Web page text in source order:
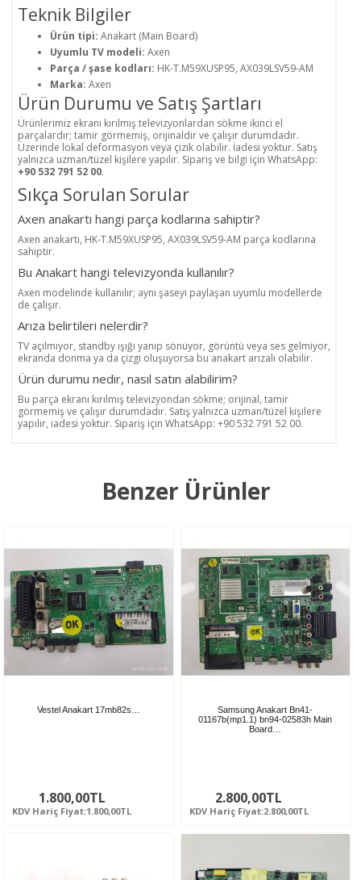
Teknik Bilgiler
Ürün tipi: Anakart (Main Board)
Uyumlu TV modeli: Axen
Parça / şase kodları: HK-T.M59XUSP95, AX039LSV59-AM
Marka: Axen
Ürün Durumu ve Satış Şartları
Ürünlerimiz ekranı kırılmış televizyonlardan sökme ikinci el
parçalardır; tamir görmemiş, orijinaldir ve çalışır durumdadır.
Üzerinde lokal deformasyon veya çizik olabilir. İadesi yoktur. Satış
yalnızca uzman/tüzel kişilere yapılır. Sipariş ve bilgi için WhatsApp:
+90 532 791 52 00.
Sıkça Sorulan Sorular
Axen anakartı hangi parça kodlarına sahiptir?
Axen anakartı, HK-T.M59XUSP95, AX039LSV59-AM parça kodlarına
sahiptir.
Bu Anakart hangi televizyonda kullanılır?
Axen modelinde kullanılır; aynı şaseyi paylaşan uyumlu modellerde
de çalışır.
Arıza belirtileri nelerdir?
TV açılmıyor, standby ışığı yanıp sönüyor, görüntü veya ses gelmiyor,
ekranda donma ya da çizgi oluşuyorsa bu anakart arızalı olabilir.
Ürün durumu nedir, nasıl satın alabilirim?
Bu parça ekranı kırılmış televizyondan sökme; orijinal, tamir
görmemiş ve çalışır durumdadır. Satış yalnızca uzman/tüzel kişilere
yapılır, iadesi yoktur. Sipariş için WhatsApp: +90 532 791 52 00.
Benzer Ürünler
Vestel Anakart 17mb82s…
1.800,00TL
KDV Hariç Fiyat:1.800,00TL
Samsung Anakart Bn41-
01167b(mp1.1) bn94-02583h Main
Board…
2.800,00TL
KDV Hariç Fiyat:2.800,00TL